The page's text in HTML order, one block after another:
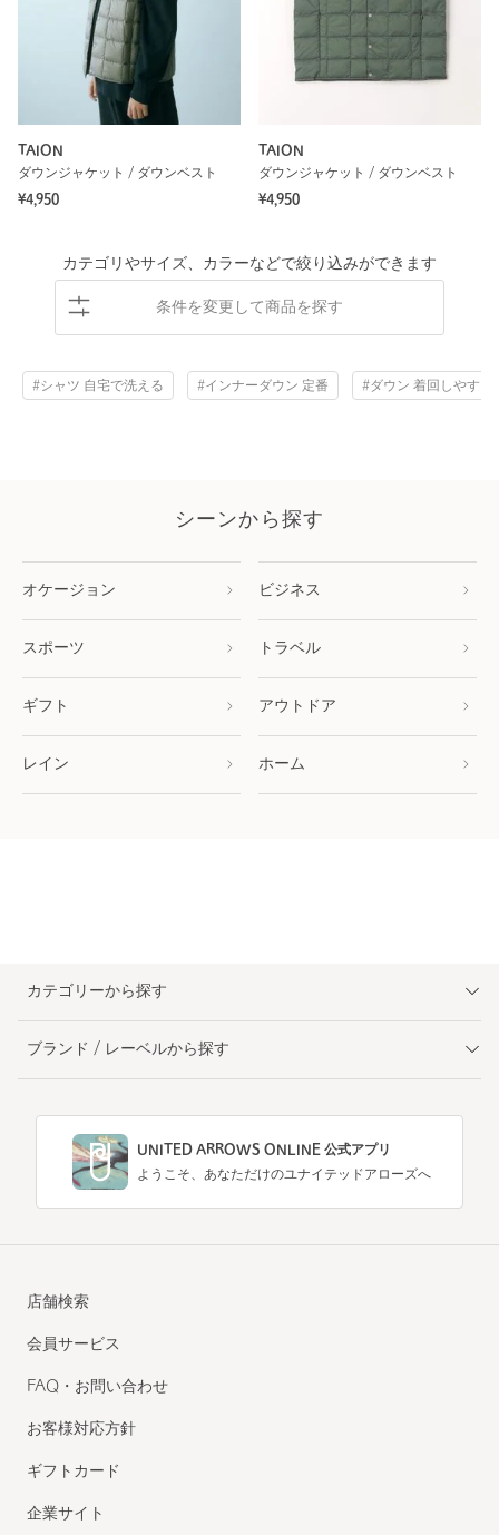
TAION
ダウンジャケット / ダウンベスト
¥4,950
TAION
ダウンジャケット / ダウンベスト
¥4,950
カテゴリやサイズ、カラーなどで絞り込みができます
条件を変更して商品を探す
#シャツ 自宅で洗える #インナーダウン 定番 #ダウン 着回しやすい
シーンから探す
オケージョン ビジネス
スポーツ トラベル
ギフト アウトドア
レイン ホーム
カテゴリーから探す
ブランド / レーベルから探す
UNITED ARROWS ONLINE 公式アプリ
ようこそ、あなただけのユナイテッドアローズへ
店舗検索
会員サービス
FAQ・お問い合わせ
お客様対応方針
ギフトカード
企業サイト